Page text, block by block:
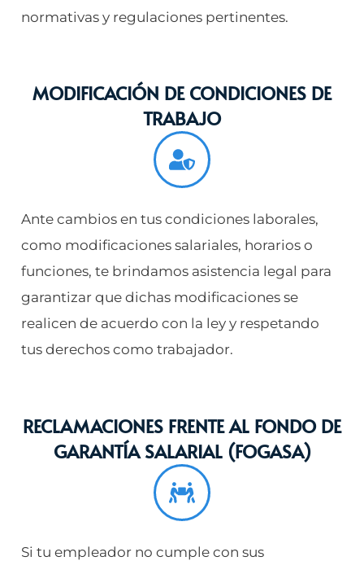
normativas y regulaciones pertinentes.
MODIFICACIÓN DE CONDICIONES DE
TRABAJO
Ante cambios en tus condiciones laborales,
como modificaciones salariales, horarios o
funciones, te brindamos asistencia legal para
garantizar que dichas modificaciones se
realicen de acuerdo con la ley y respetando
tus derechos como trabajador.
RECLAMACIONES FRENTE AL FONDO DE
GARANTÍA SALARIAL (FOGASA)
Si tu empleador no cumple con sus